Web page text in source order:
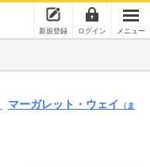
新規登録 ログイン メニュー
マーガレット・ウェイ
（ま